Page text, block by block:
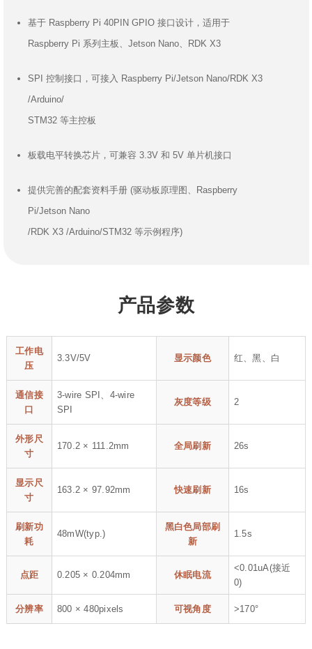
基于 Raspberry Pi 40PIN GPIO 接口设计，适用于
Raspberry Pi 系列主板、Jetson Nano、RDK X3
SPI 控制接口，可接入 Raspberry Pi/Jetson Nano/RDK X3
/Arduino/
STM32 等主控板
板载电平转换芯片，可兼容 3.3V 和 5V 单片机接口
提供完善的配套资料手册 (驱动板原理图、Raspberry
Pi/Jetson Nano
/RDK X3/Arduino/STM32 等示例程序)
产品参数
工作电
压
3.3V/5V 显示颜色 红、黑、白
通信接
口
3-wire SPI、4-wire
SPI
灰度等级 2
外形尺
寸
170.2 × 111.2mm 全局刷新 26s
显示尺
寸
163.2 × 97.92mm 快速刷新 16s
刷新功
耗
48mW(typ.)
黑白色局部刷
新
1.5s
点距 0.205 × 0.204mm 休眠电流
<0.01uA(接近
0)
分辨率 800 × 480pixels 可视角度 >170°